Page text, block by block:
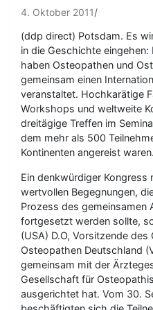
4. Oktober 2011
(ddp direct) Potsdam. Es
in die Geschichte
haben Osteopathen und
gemeinsam einen
veranstaltet. Hochkarätige
Workshops und weltweite
dreitägige Treffen im
dem mehr als 500
Kontinenten angereist waren.
Ein denkwürdiger Kongress
wertvollen Begegnungen,
Prozess des gemeinsamen
fortgesetzt werden sollte,
(USA) D.O, Vorsitzende
Osteopathen Deutschland
gemeinsam mit der
Gesellschaft für
ausgerichtet hat. Vom 30.